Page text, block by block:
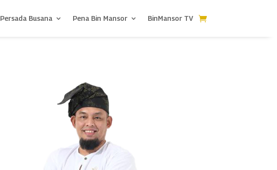
Persada Busana Pena Bin Mansor BinMansor TV